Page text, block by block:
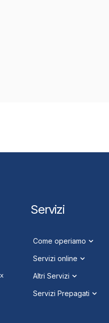
Servizi
Come operiamo
Servizi online
Altri Servizi
Servizi Prepagati